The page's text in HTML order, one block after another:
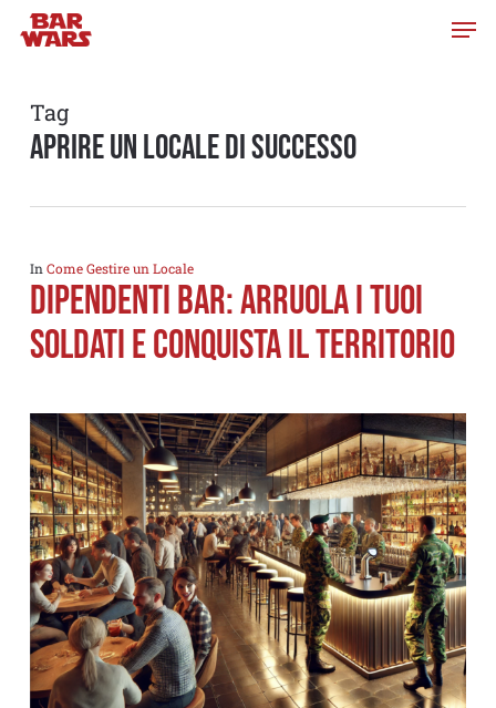
Skip
content
Tag
aprire un locale di successo
In Come Gestire un Locale
Dipendenti Bar: arruola i tuoi
soldati e conquista il territorio